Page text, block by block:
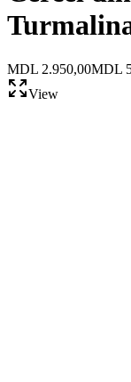
MDL 2.950,00MDL
View